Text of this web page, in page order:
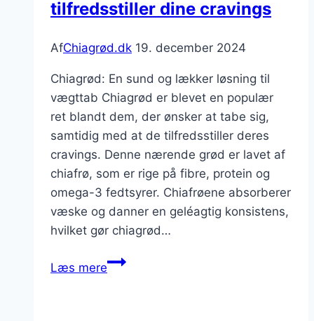
chiagryden
tilfredsstiller dine cravings
AfChiagrød.dk 19. december 2024
Chiagrød: En sund og lækker løsning til
vægttab Chiagrød er blevet en populær
ret blandt dem, der ønsker at tabe sig,
samtidig med at de tilfredsstiller deres
cravings. Denne nærende grød er lavet af
chiafrø, som er rige på fibre, protein og
omega-3 fedtsyrer. Chiafrøene absorberer
væske og danner en geléagtig konsistens,
hvilket gør chiagrød…
Læs mereChiagrød